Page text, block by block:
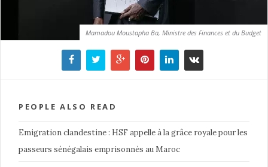
Mamadou Moustapha Ba, Ministre des Finances et du Budget
PEOPLE ALSO READ
Emigration clandestine : HSF appelle à la grâce royale pour les
passeurs sénégalais emprisonnés au Maroc